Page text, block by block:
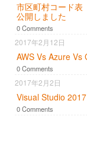
市区町村コード表
公開しました
0 Comments
2017年2月12日
AWS Vs Azure Vs
0 Comments
2017年2月2日
Visual Studio
0 Comments